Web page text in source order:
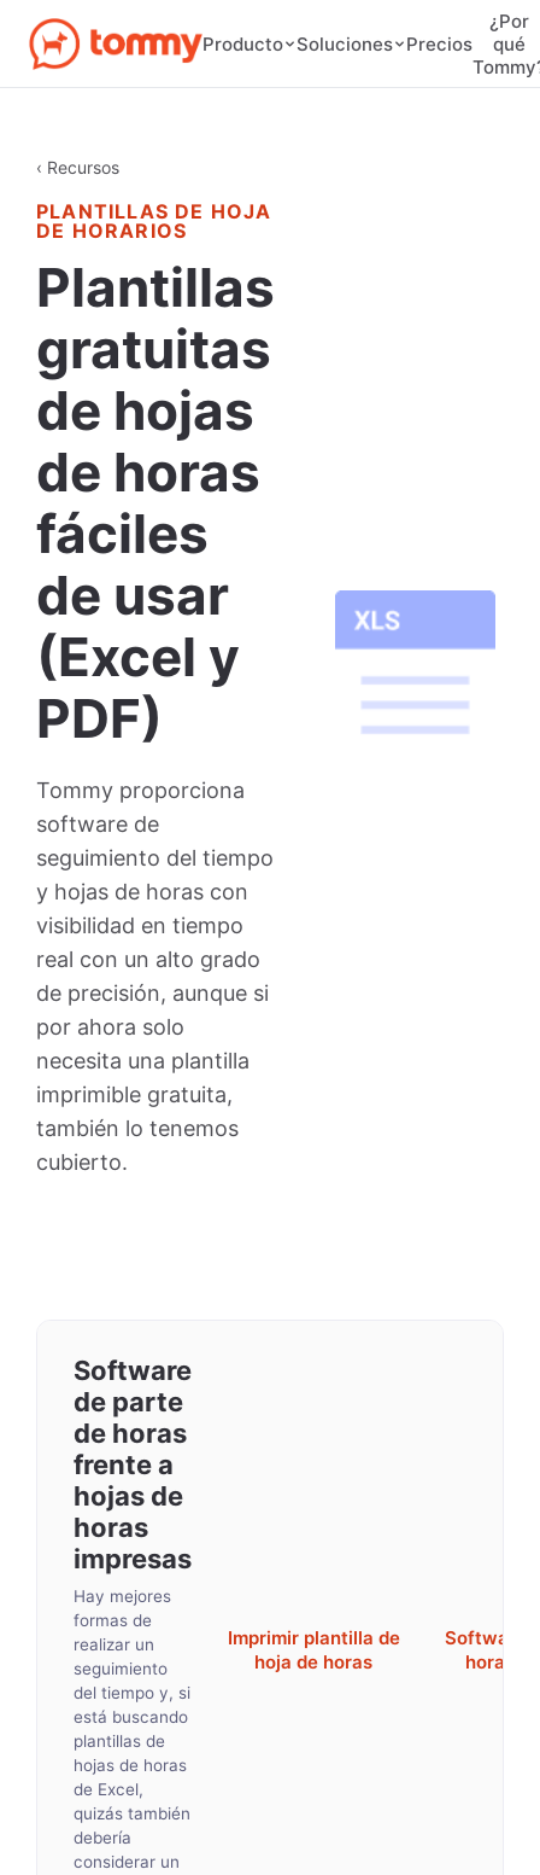
Producto Soluciones Precios
¿Por
qué
‹ Recursos
PLANTILLAS DE HOJA
DE HORARIOS
Plantillas
gratuitas
de hojas
de horas
fáciles
de usar
(Excel y
PDF)
Tommy proporciona
software de
seguimiento del tiempo
y hojas de horas con
visibilidad en tiempo
real con un alto grado
de precisión, aunque si
por ahora solo
necesita una plantilla
imprimible gratuita,
también lo tenemos
cubierto.
Software
de parte
de horas
frente a
hojas de
horas
impresas
Hay mejores
formas de
realizar un
seguimiento
del tiempo y, si
está buscando
plantillas de
hojas de horas
de Excel,
quizás también
debería
considerar un
Imprimir plantilla de
hoja de horas
Software
horas